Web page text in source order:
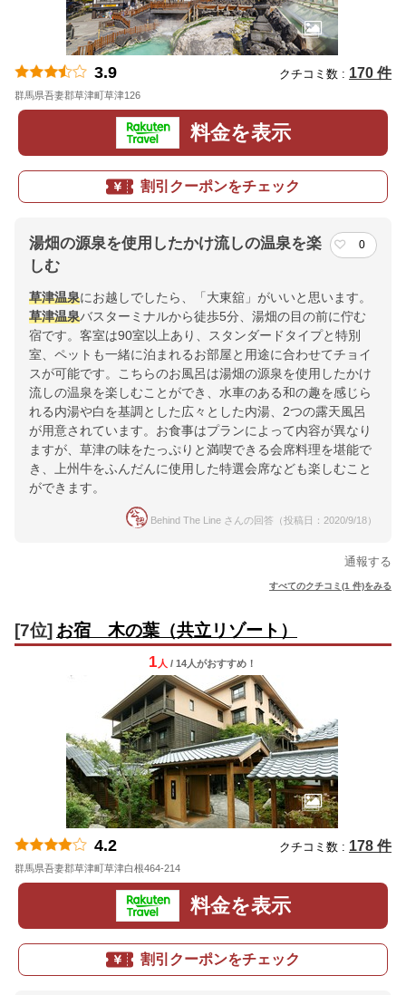
3.9 クチコミ数 : 170 件
群馬県吾妻郡草津町草津126
料金を表示
割引クーポンをチェック
湯畑の源泉を使用したかけ流しの温泉を楽
しむ
0
草津温泉にお越しでしたら、「大東舘」がいいと思います。
草津温泉バスターミナルから徒歩5分、湯畑の目の前に佇む
宿です。客室は90室以上あり、スタンダードタイプと特別
室、ペットも一緒に泊まれるお部屋と用途に合わせてチョイ
スが可能です。こちらのお風呂は湯畑の源泉を使用したかけ
流しの温泉を楽しむことができ、水車のある和の趣を感じら
れる内湯や白を基調とした広々とした内湯、2つの露天風呂
が用意されています。お食事はプランによって内容が異なり
ますが、草津の味をたっぷりと満喫できる会席料理を堪能で
き、上州牛をふんだんに使用した特選会席なども楽しむこと
ができます。
Behind The Line さんの回答（投稿日：2020/9/18）
通報する
すべてのクチコミ(1 件)をみる
[7位] お宿 木の葉（共立リゾート）
1 人 / 14人がおすすめ！
4.2 クチコミ数 : 178 件
群馬県吾妻郡草津町草津白根464-214
料金を表示
割引クーポンをチェック